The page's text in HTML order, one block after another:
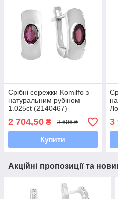
Срібні сережки Komilfo з
натуральним рубіном
1.025ct (2140467)
2 704,50 ₴ 3 606 ₴
Купити
3
Акційні пропозиції та